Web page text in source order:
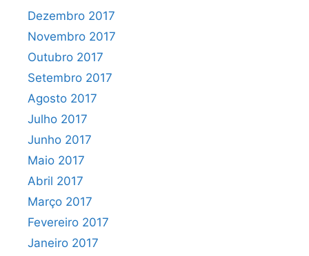
Dezembro 2017
Novembro 2017
Outubro 2017
Setembro 2017
Agosto 2017
Julho 2017
Junho 2017
Maio 2017
Abril 2017
Março 2017
Fevereiro 2017
Janeiro 2017